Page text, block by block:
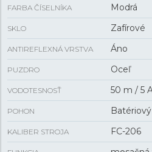
FARBA ČÍSELNÍKA Modrá
SKLO Zafírové
ANTIREFLEXNÁ VRSTVA Áno
PUZDRO Oceľ
VODOTESNOSŤ 50 m / 5
POHON Batériový
KALIBER STROJA FC-206